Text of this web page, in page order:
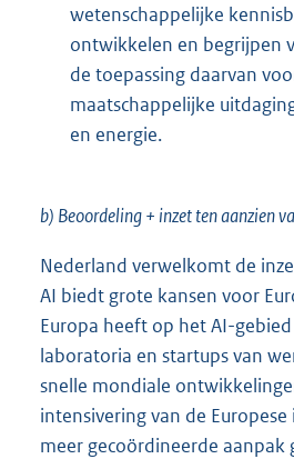
wetenschappelijke
ontwikkelen en begrijpen
de toepassing daarvan
maatschappelijke
en energie.
b) Beoordeling + inzet ten aanzien
Nederland verwelkomt de
AI biedt grote kansen voor
Europa heeft op het AI-
laboratoria en startups van
snelle mondiale
intensivering van de
meer gecoördineerde aanpak